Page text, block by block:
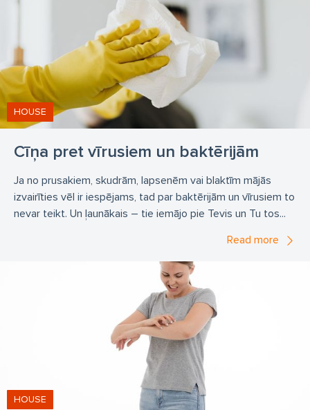
Cīņa pret vīrusiem un baktērijām
HOUSE
Ja no prusakiem, skudrām, lapsenēm vai blaktīm mājās
izvairīties vēl ir iespējams, tad par baktērijām un vīrusiem to
nevar teikt. Un ļaunākais – tie iemājo pie Tevis un Tu tos...
Read more
HOUSE